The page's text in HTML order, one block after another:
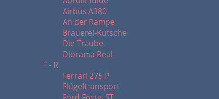
Airbus A380
An der Rampe
Brauerei-Kutsche
Die Traube
Diorama Real
F - R
Ferrari 275 P
Flügeltransport